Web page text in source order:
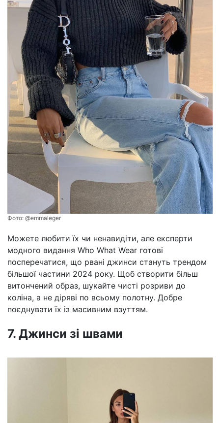
Фото: @emmaleger
Можете любити їх чи ненавидіти, але експерти
модного видання Who What Wear готові
посперечатися, що рвані джинси стануть трендом
більшої частини 2024 року. Щоб створити більш
витончений образ, шукайте чисті розриви до
коліна, а не діряві по всьому полотну. Добре
поєднувати їх із масивним взуттям.
7. Джинси зі швами